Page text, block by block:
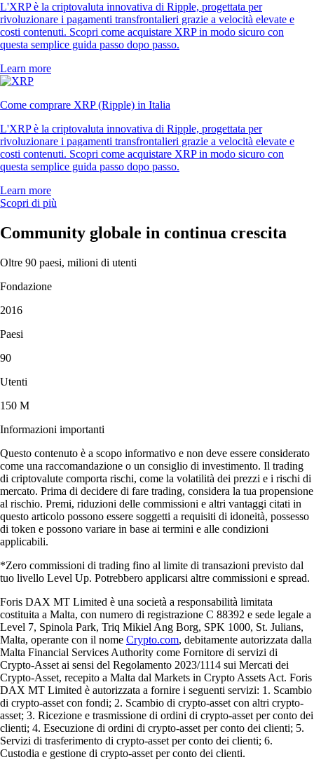
L'XRP è la criptovaluta innovativa di Ripple, progettata per
rivoluzionare i pagamenti transfrontalieri grazie a velocità elevate e
costi contenuti. Scopri come acquistare XRP in modo sicuro con
questa semplice guida passo dopo passo.
Learn more
Come comprare XRP (Ripple) in Italia
L'XRP è la criptovaluta innovativa di Ripple, progettata per
rivoluzionare i pagamenti transfrontalieri grazie a velocità elevate e
costi contenuti. Scopri come acquistare XRP in modo sicuro con
questa semplice guida passo dopo passo.
Learn more
Scopri di più
Community globale in continua crescita
Oltre 90 paesi, milioni di utenti
Fondazione
2016
Paesi
90
Utenti
150 M
Informazioni importanti
Questo contenuto è a scopo informativo e non deve essere considerato
come una raccomandazione o un consiglio di investimento. Il trading
di criptovalute comporta rischi, come la volatilità dei prezzi e i rischi di
mercato. Prima di decidere di fare trading, considera la tua propensione
al rischio. Premi, riduzioni delle commissioni e altri vantaggi citati in
questo articolo possono essere soggetti a requisiti di idoneità, possesso
di token e possono variare in base ai termini e alle condizioni
applicabili.
*Zero commissioni di trading fino al limite di transazioni previsto dal
tuo livello Level Up. Potrebbero applicarsi altre commissioni e spread.
Foris DAX MT Limited è una società a responsabilità limitata
costituita a Malta, con numero di registrazione C 88392 e sede legale a
Level 7, Spinola Park, Triq Mikiel Ang Borg, SPK 1000, St. Julians,
Malta, operante con il nome Crypto.com, debitamente autorizzata dalla
Malta Financial Services Authority come Fornitore di servizi di
Crypto-Asset ai sensi del Regolamento 2023/1114 sui Mercati dei
Crypto-Asset, recepito a Malta dal Markets in Crypto Assets Act. Foris
DAX MT Limited è autorizzata a fornire i seguenti servizi: 1. Scambio
di crypto-asset con fondi; 2. Scambio di crypto-asset con altri crypto-
asset; 3. Ricezione e trasmissione di ordini di crypto-asset per conto dei
clienti; 4. Esecuzione di ordini di crypto-asset per conto dei clienti; 5.
Servizi di trasferimento di crypto-asset per conto dei clienti; 6.
Custodia e gestione di crypto-asset per conto dei clienti.